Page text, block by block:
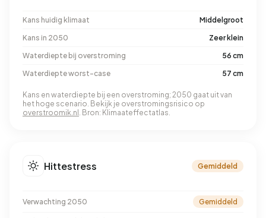
Kans huidig klimaat
Middelgroot
Kans in 2050
Zeer klein
Waterdiepte bij overstroming
56 cm
Waterdiepte worst-case
57 cm
Kans en waterdiepte bij een overstroming; 2050 gaat uit van
het hoge scenario. Bekijk je overstromingsrisico op
overstroomik.nl . Bron: Klimaateffectatlas.
Hittestress Gemiddeld
Verwachting 2050 Gemiddeld